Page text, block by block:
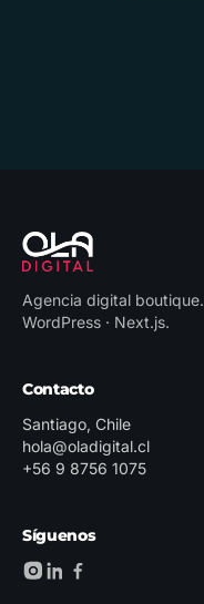
Agencia digital boutique.
WordPress · Next.js.
Contacto
Santiago, Chile
hola@oladigital.cl
+56 9 8756 1075
Síguenos